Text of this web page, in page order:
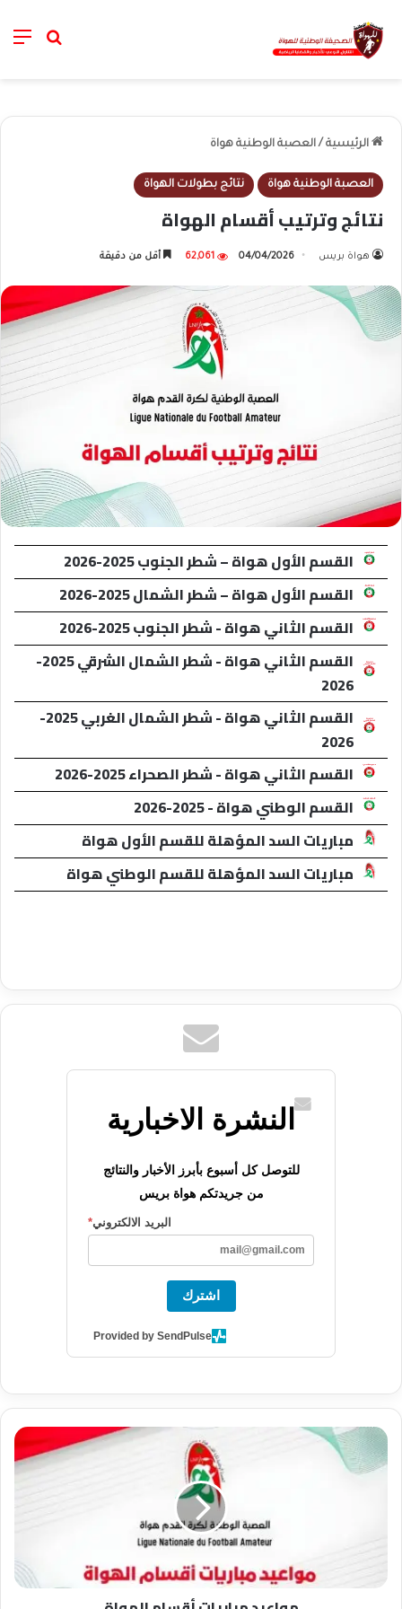
خانة
الرئيسية / العصبة الوطنية هواة
العصبة الوطنية هواة نتائج بطولات الهواة
نتائج وترتيب أقسام الهواة
هواة بريس 04/04/2026
62,061 أقل من دقيقة
القسم الأول هواة – شطر الجنوب 2025-2026
القسم الأول هواة – شطر الشمال 2025-2026
القسم الثاني هواة - شطر الجنوب 2025-2026
القسم الثاني هواة - شطر الشمال الشرقي 2025-
2026
القسم الثاني هواة - شطر الشمال الغربي 2025-
2026
القسم الثاني هواة - شطر الصحراء 2025-2026
القسم الوطني هواة - 2025-2026
مباريات السد المؤهلة للقسم الأول هواة
مباريات السد المؤهلة للقسم الوطني هواة
النشرة الاخبارية
للتوصل كل أسبوع بأبرز الأخبار والنتائج
من جريدتكم هواة بريس
البريد الالكتروني*
اشترك
Provided by SendPulse
م
و